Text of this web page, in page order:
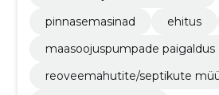
pinnasemasinad
ehitus
maasoojuspumpade paigaldus
reoveemahutite/septikute